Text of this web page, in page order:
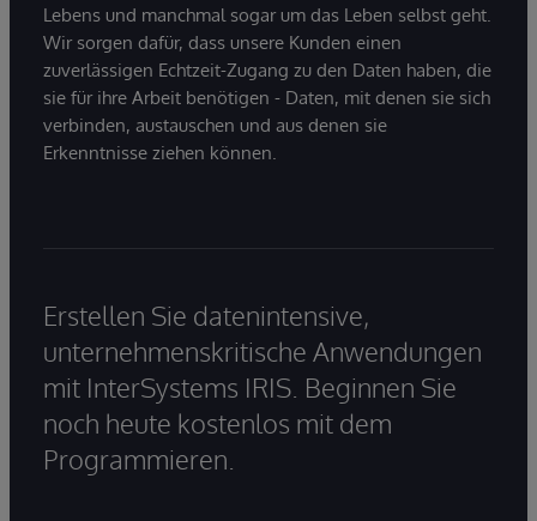
Lebens und manchmal sogar um das Leben selbst geht.
Wir sorgen dafür, dass unsere Kunden einen
zuverlässigen Echtzeit-Zugang zu den Daten haben, die
sie für ihre Arbeit benötigen - Daten, mit denen sie sich
verbinden, austauschen und aus denen sie
Erkenntnisse ziehen können.
Erstellen Sie datenintensive,
unternehmenskritische Anwendungen
mit InterSystems IRIS. Beginnen Sie
noch heute kostenlos mit dem
Programmieren.